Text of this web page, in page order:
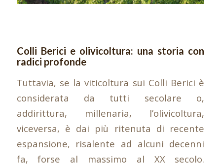
Colli Berici e olivicoltura: una storia con
radici profonde
Tuttavia, se la viticoltura sui Colli Berici è
considerata da tutti secolare o,
addirittura, millenaria, l’olivicoltura,
viceversa, è dai più ritenuta di recente
espansione, risalente ad alcuni decenni
fa, forse al massimo al XX secolo.